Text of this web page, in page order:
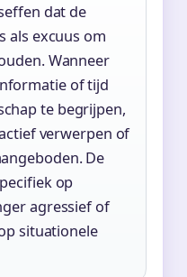
dat de
als excuus om
Wanneer
of tijd
te begrijpen,
verwerpen of
De
op
agressief of
situationele